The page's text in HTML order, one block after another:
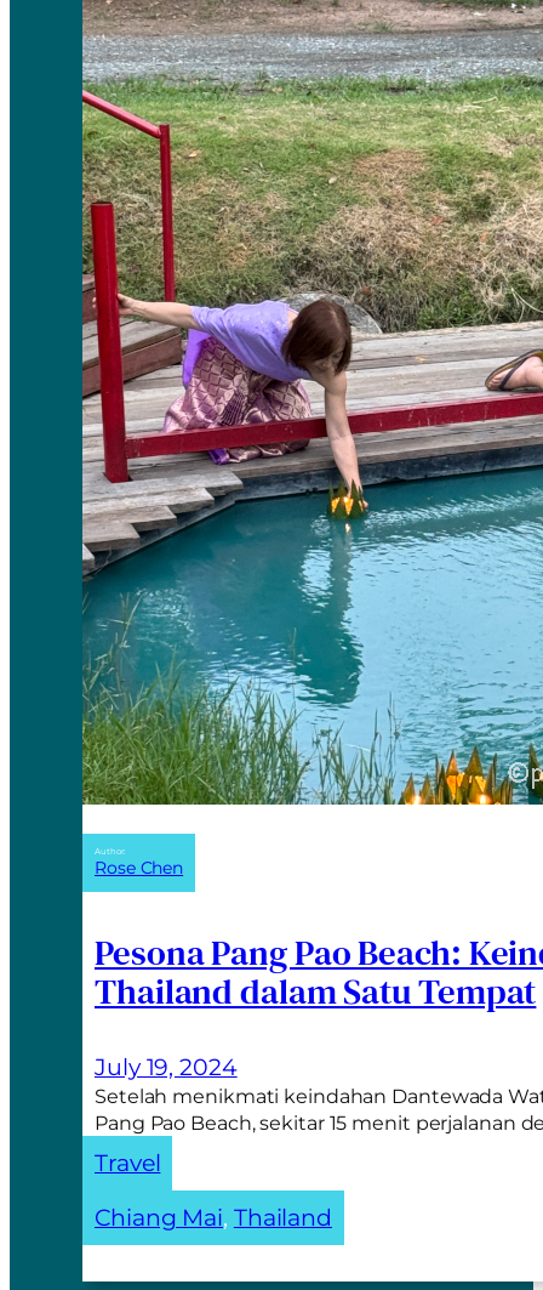
Author:
Rose Chen
Pesona Pang Pao Beach:
Thailand dalam Satu Tempat
July 19, 2024
Setelah menikmati keindahan Dantewada
Pang Pao Beach, sekitar 15 menit perjalanan
Travel
Chiang Mai, Thailand